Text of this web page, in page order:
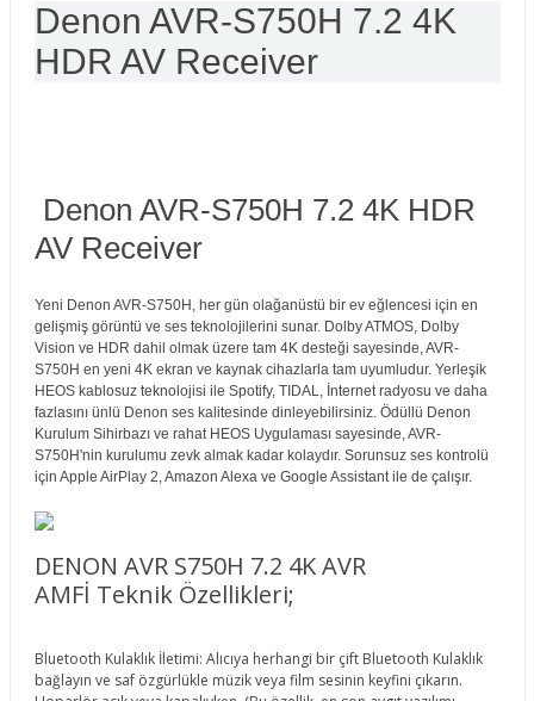
Denon AVR-S750H 7.2 4K
HDR AV Receiver
Denon AVR-S750H 7.2 4K HDR
AV Receiver
Yeni Denon AVR-S750H, her gün olağanüstü bir ev eğlencesi için en
gelişmiş görüntü ve ses teknolojilerini sunar. Dolby ATMOS, Dolby
Vision ve HDR dahil olmak üzere tam 4K desteği sayesinde, AVR-
S750H en yeni 4K ekran ve kaynak cihazlarla tam uyumludur. Yerleşik
HEOS kablosuz teknolojisi ile Spotify, TIDAL, İnternet radyosu ve daha
fazlasını ünlü Denon ses kalitesinde dinleyebilirsiniz. Ödüllü Denon
Kurulum Sihirbazı ve rahat HEOS Uygulaması sayesinde, AVR-
S750H'nin kurulumu zevk almak kadar kolaydır. Sorunsuz ses kontrolü
için Apple AirPlay 2, Amazon Alexa ve Google Assistant ile de çalışır.
DENON AVR S750H 7.2 4K AVR
AMFİ Teknik Özellikleri;
Bluetooth Kulaklık İletimi: Alıcıya herhangi bir çift Bluetooth Kulaklık
bağlayın ve saf özgürlükle müzik veya film sesinin keyfini çıkarın.